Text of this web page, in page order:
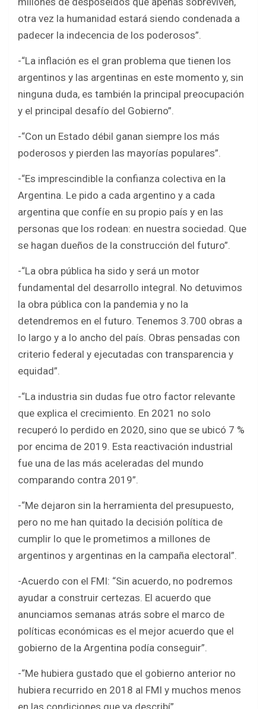
otra vez la humanidad estará siendo condenada a
padecer la indecencia de los poderosos”.
-“La inflación es el gran problema que tienen los
argentinos y las argentinas en este momento y, sin
ninguna duda, es también la principal preocupación
y el principal desafío del Gobierno”.
-“Con un Estado débil ganan siempre los más
poderosos y pierden las mayorías populares”.
-“Es imprescindible la confianza colectiva en la
Argentina. Le pido a cada argentino y a cada
argentina que confíe en su propio país y en las
personas que los rodean: en nuestra sociedad. Que
se hagan dueños de la construcción del futuro”.
-“La obra pública ha sido y será un motor
fundamental del desarrollo integral. No detuvimos
la obra pública con la pandemia y no la
detendremos en el futuro. Tenemos 3.700 obras a
lo largo y a lo ancho del país. Obras pensadas con
criterio federal y ejecutadas con transparencia y
equidad”.
-“La industria sin dudas fue otro factor relevante
que explica el crecimiento. En 2021 no solo
recuperó lo perdido en 2020, sino que se ubicó 7 %
por encima de 2019. Esta reactivación industrial
fue una de las más aceleradas del mundo
comparando contra 2019”.
-“Me dejaron sin la herramienta del presupuesto,
pero no me han quitado la decisión política de
cumplir lo que le prometimos a millones de
argentinos y argentinas en la campaña electoral”.
-Acuerdo con el FMI: “Sin acuerdo, no podremos
ayudar a construir certezas. El acuerdo que
anunciamos semanas atrás sobre el marco de
políticas económicas es el mejor acuerdo que el
gobierno de la Argentina podía conseguir”.
-“Me hubiera gustado que el gobierno anterior no
hubiera recurrido en 2018 al FMI y muchos menos